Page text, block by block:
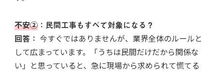
不安② ：民間工事もすべて対象になる？
回答： 今すぐではありませんが、業界全体のルールと
して広まっています。「うちは民間だけだから関係な
い」と思っていると、急に現場から求められて慌てる